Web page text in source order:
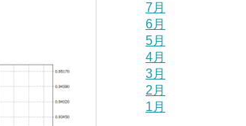
7月
6月
5月
4月
3月
2月
1月